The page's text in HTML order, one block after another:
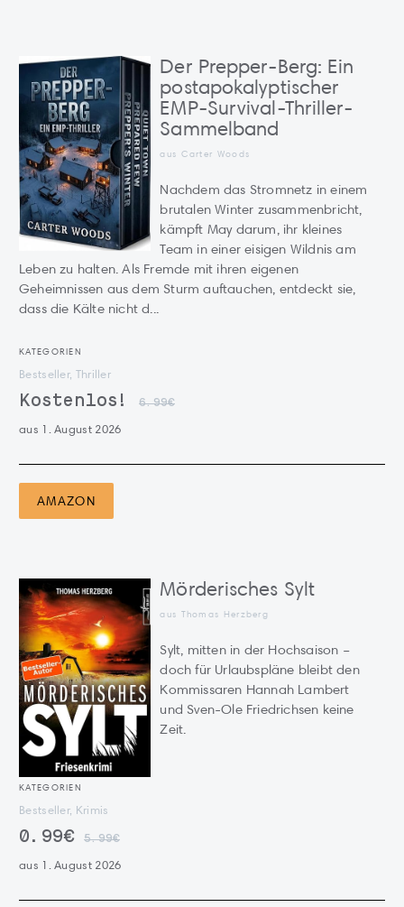
Der Prepper-Berg: Ein
postapokalyptischer
EMP-Survival-Thriller-
Sammelband
aus Carter Woods
Nachdem das Stromnetz in einem
brutalen Winter zusammenbricht,
kämpft May darum, ihr kleines
Team in einer eisigen Wildnis am
Leben zu halten. Als Fremde mit ihren eigenen
Geheimnissen aus dem Sturm auftauchen, entdeckt sie,
dass die Kälte nicht d...
KATEGORIEN
Bestseller, Thriller
Kostenlos! 6.99€
aus 1. August 2026
AMAZON
Mörderisches Sylt
aus Thomas Herzberg
Sylt, mitten in der Hochsaison –
doch für Urlaubspläne bleibt den
Kommissaren Hannah Lambert
und Sven-Ole Friedrichsen keine
Zeit.
KATEGORIEN
Bestseller, Krimis
0.99€ 5.99€
aus 1. August 2026